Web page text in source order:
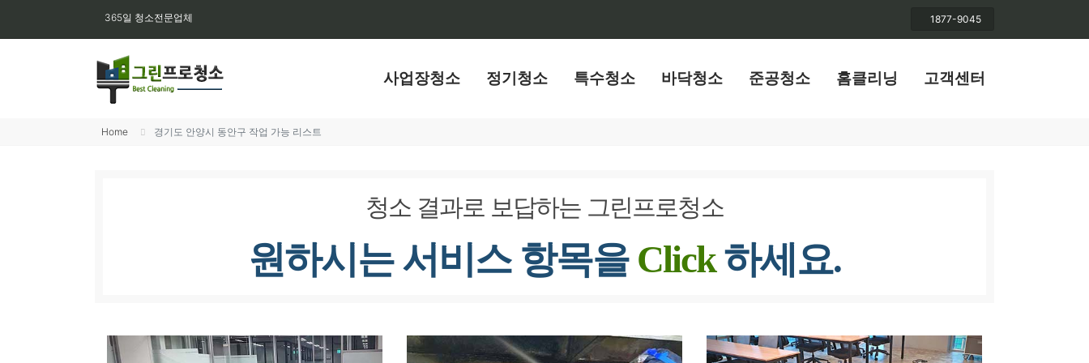
365일 청소전문업체 1877-9045
사업장청소 정기청소 특수청소 바닥청소 준공청소 홈클리닝 고객센터
Home 경기도 안양시 동안구 작업 가능 리스트
청소 결과로 보답하는 그린프로청소
원하시는 서비스 항목을 Click하세요.